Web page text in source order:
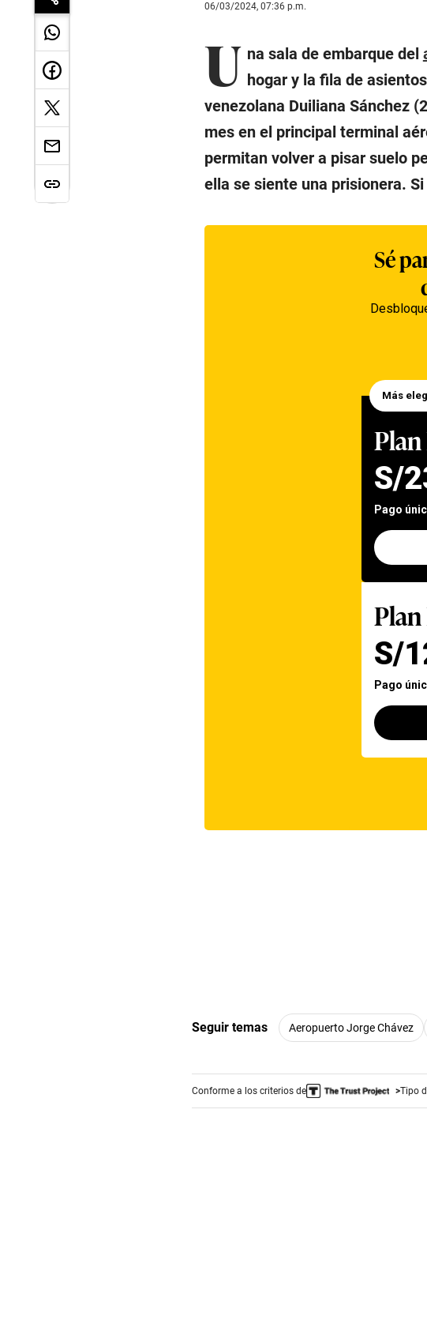
06/03/2024, 07:36 p.m.
U na sala de embarque del
hogar y la fila de
venezolana Duiliana Sánchez
mes en el principal terminal
permitan volver a pisar suelo
ella se siente una prisionera.
Seguir temas Aeropuerto Jorge Chávez
Conforme a los criterios de Tipo